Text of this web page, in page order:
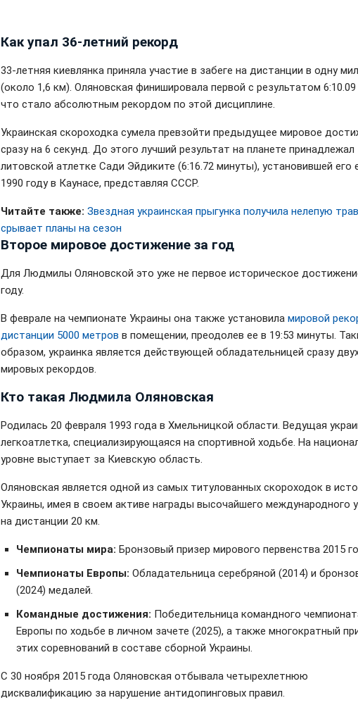
Как упал 36-летний рекорд
33-летняя киевлянка приняла участие в забеге на дистанции в одну
(около 1,6 км). Оляновская финишировала первой с результатом
что стало абсолютным рекордом по этой дисциплине.
Украинская скороходка сумела превзойти предыдущее мировое
сразу на 6 секунд. До этого лучший результат на планете принадлежал
литовской атлетке Сади Эйдиките (6:16.72 минуты), установившей его
1990 году в Каунасе, представляя СССР.
Читайте также: Звездная украинская прыгунка получила нелепую
срывает планы на сезон
Второе мировое достижение за год
Для Людмилы Оляновской это уже не первое историческое
году.
В феврале на чемпионате Украины она также установила мировой
дистанции 5000 метров в помещении, преодолев ее в 19:53 минуты.
образом, украинка является действующей обладательницей сразу
мировых рекордов.
Кто такая Людмила Оляновская
Родилась 20 февраля 1993 года в Хмельницкой области. Ведущая
легкоатлетка, специализирующаяся на спортивной ходьбе. На
уровне выступает за Киевскую область.
Оляновская является одной из самых титулованных скороходок в
Украины, имея в своем активе награды высочайшего международного
на дистанции 20 км.
Чемпионаты мира: Бронзовый призер мирового первенства 2015
Чемпионаты Европы: Обладательница серебряной (2014) и
(2024) медалей.
Командные достижения: Победительница командного
Европы по ходьбе в личном зачете (2025), а также многократный
этих соревнований в составе сборной Украины.
С 30 ноября 2015 года Оляновская отбывала четырехлетнюю
дисквалификацию за нарушение антидопинговых правил.